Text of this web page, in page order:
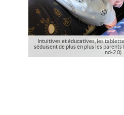
Intuitives et éducatives, les
séduisent de plus en plus les
nd-2.0)